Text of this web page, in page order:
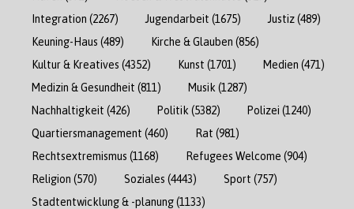
Integration (2267) Jugendarbeit (1675) Justiz(489)
Keuning-Haus (489) Kirche & Glauben (856)
Kultur & Kreatives (4352) Kunst (1701) Medien (471)
Medizin & Gesundheit (811) Musik (1287)
Nachhaltigkeit (426) Politik (5382) Polizei (1240)
Quartiersmanagement (460) Rat (981)
Rechtsextremismus (1168) Refugees Welcome (904)
Religion (570) Soziales (4443) Sport (757)
Stadtentwicklung & -planung(1133)